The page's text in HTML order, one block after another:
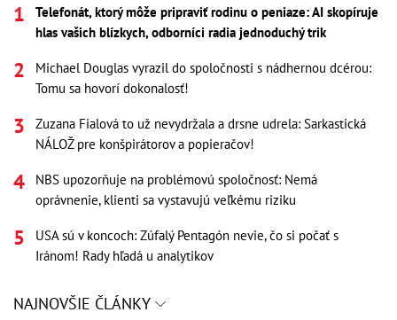
Telefonát, ktorý môže pripraviť rodinu o peniaze: AI skopíruje
hlas vašich blízkych, odborníci radia jednoduchý trik
Michael Douglas vyrazil do spoločnosti s nádhernou dcérou:
Tomu sa hovorí dokonalosť!
Zuzana Fialová to už nevydržala a drsne udrela: Sarkastická
NÁLOŽ pre konšpirátorov a popieračov!
NBS upozorňuje na problémovú spoločnosť: Nemá
oprávnenie, klienti sa vystavujú veľkému riziku
USA sú v koncoch: Zúfalý Pentagón nevie, čo si počať s
Iránom! Rady hľadá u analytikov
NAJNOVŠIE ČLÁNKY